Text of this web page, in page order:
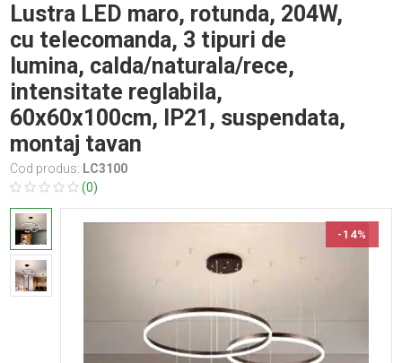
Lustra LED maro, rotunda, 204W,
cu telecomanda, 3 tipuri de
lumina, calda/naturala/rece,
intensitate reglabila,
60x60x100cm, IP21, suspendata,
montaj tavan
Cod produs: LC3100
(0)
-14%